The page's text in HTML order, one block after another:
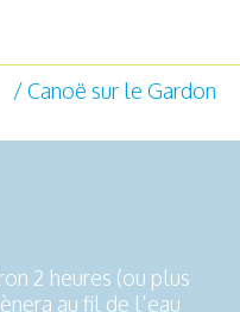
/Canoë sur le Gardon
2 heures (ou plus
au fil de l’eau